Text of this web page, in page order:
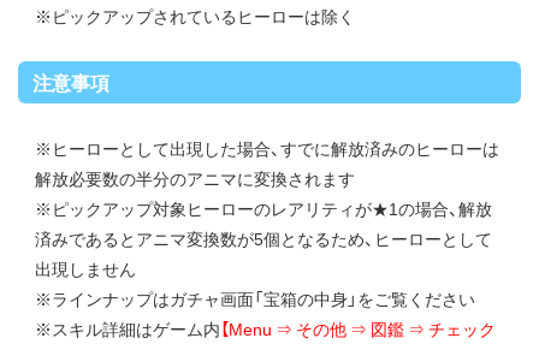
※ピックアップされているヒーローは除く
注意事項
※ヒーローとして出現した場合、すでに解放済みのヒーローは
解放必要数の半分のアニマに変換されます
※ピックアップ対象ヒーローのレアリティが★1の場合、解放
済みであるとアニマ変換数が5個となるため、ヒーローとして
出現しません
※ラインナップはガチャ画面「宝箱の中身」をご覧ください
※スキル詳細はゲーム内【Menu ⇒ その他 ⇒ 図鑑 ⇒ チェック